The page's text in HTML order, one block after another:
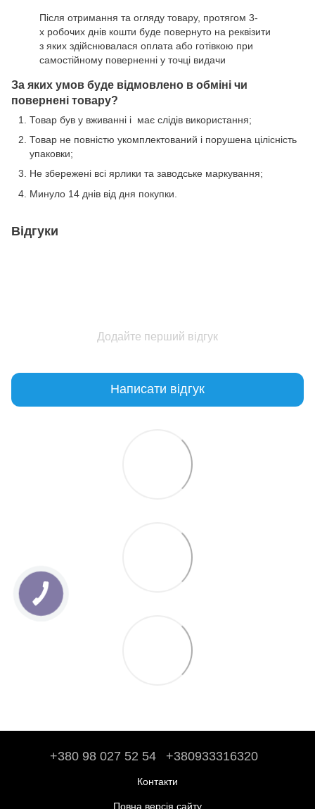
Після отримання та огляду товару, протягом 3-
х робочих днів кошти буде повернуто на реквізити
з яких здійснювалася оплата або готівкою при
самостійному поверненні у точці видачи
За яких умов буде відмовлено в обміні чи
повернені товару?
Товар був у вживанні і має слідів використання;
Товар не повністю укомплектований і порушена цілісність
упаковки;
Не збережені всі ярлики та заводське маркування;
Минуло 14 днів від дня покупки.
Відгуки
Додайте перший відгук
Написати відгук
+380 98 027 52 54 +380933316320
Контакти
Повна версія сайту